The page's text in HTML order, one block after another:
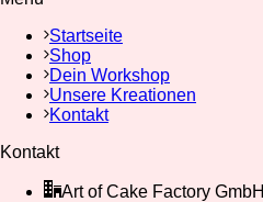
Startseite
Shop
Dein Workshop
Unsere Kreationen
Kontakt
Kontakt
Art of Cake Factory GmbH